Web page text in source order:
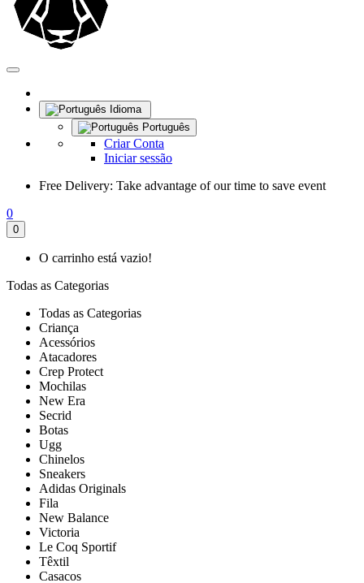
Idioma
Português
Criar Conta
Iniciar sessão
Free Delivery: Take advantage of our time to save event
0
0
O carrinho está vazio!
Todas as Categorias
Todas as Categorias
Criança
Acessórios
Atacadores
Crep Protect
Mochilas
New Era
Secrid
Botas
Ugg
Chinelos
Sneakers
Adidas Originals
Fila
New Balance
Victoria
Le Coq Sportif
Têxtil
Casacos